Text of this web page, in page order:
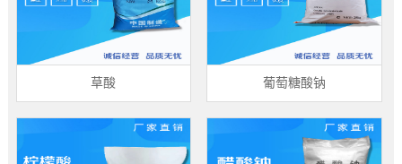
草酸 葡萄糖酸钠